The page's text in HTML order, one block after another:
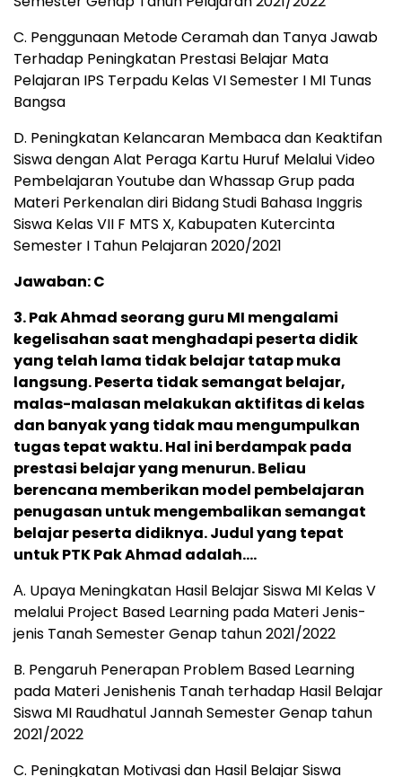
C. Penggunaan Metode Ceramah dan Tanya Jawab
Terhadap Peningkatan Prestasi Belajar Mata
Pelajaran IPS Terpadu Kelas VI Semester I MI Tunas
Bangsa
D. Peningkatan Kelancaran Membaca dan Keaktifan
Siswa dengan Alat Peraga Kartu Huruf Melalui Video
Pembelajaran Youtube dan Whassap Grup pada
Materi Perkenalan diri Bidang Studi Bahasa Inggris
Siswa Kelas VII F MTS X, Kabupaten Kutercinta
Semester I Tahun Pelajaran 2020/2021
Jawaban: C
3. Pak Ahmad seorang guru MI mengalami
kegelisahan saat menghadapi peserta didik
yang telah lama tidak belajar tatap muka
langsung. Peserta tidak semangat belajar,
malas-malasan melakukan aktifitas di kelas
dan banyak yang tidak mau mengumpulkan
tugas tepat waktu. Hal ini berdampak pada
prestasi belajar yang menurun. Beliau
berencana memberikan model pembelajaran
penugasan untuk mengembalikan semangat
belajar peserta didiknya. Judul yang tepat
untuk PTK Pak Ahmad adalah….
Α. Upaya Meningkatan Hasil Belajar Siswa MI Kelas V
melalui Project Based Learning pada Materi Jenis-
jenis Tanah Semester Genap tahun 2021/2022
B. Pengaruh Penerapan Problem Based Learning
pada Materi Jenishenis Tanah terhadap Hasil Belajar
Siswa MI Raudhatul Jannah Semester Genap tahun
2021/2022
C. Peningkatan Motivasi dan Hasil Belajar Siswa